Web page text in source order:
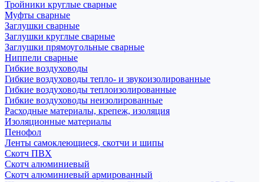
Тройники круглые сварные
Муфты сварные
Заглушки сварные
Заглушки круглые сварные
Заглушки прямоугольные сварные
Ниппели сварные
Гибкие воздуховоды
Гибкие воздуховоды тепло- и звукоизолированные
Гибкие воздуховоды теплоизолированные
Гибкие воздуховоды неизолированные
Расходные материалы, крепеж, изоляция
Изоляционные материалы
Пенофол
Ленты самоклеющиеся, скотчи и шипы
Скотч ПВХ
Скотч алюминиевый
Скотч алюминиевый армированный